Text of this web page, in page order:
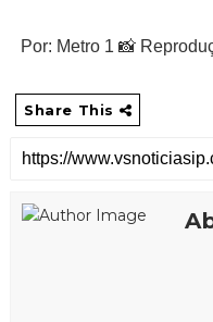
Por: Metro 1 📸
Share This